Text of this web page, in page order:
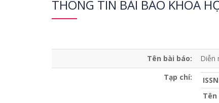
THÔNG TIN BÀI BÁO KHOA
Tên bài báo:
Diễn
Tạp chí: